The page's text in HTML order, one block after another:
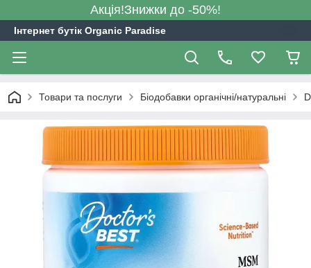
Акція!Знижки до -50%!
Інтернет бутік Organic Paradise
Товари та послуги Біодобавки органічні/натуральні